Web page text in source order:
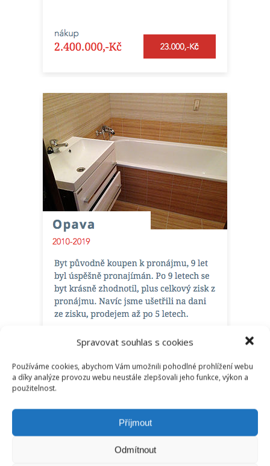
Spravovat souhlas s cookies
Používáme cookies, abychom Vám umožnili pohodlné prohlížení webu
a díky analýze provozu webu neustále zlepšovali jeho funkce, výkon a
použitelnost.
Příjmout
Odmítnout
PNREALITY V MÉDIÍCH